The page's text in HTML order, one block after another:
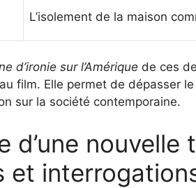
L’isolement de la maison
d’ironie sur l’Amérique de ces
film. Elle permet de dépasser
sur la société contemporaine.
d’une
et